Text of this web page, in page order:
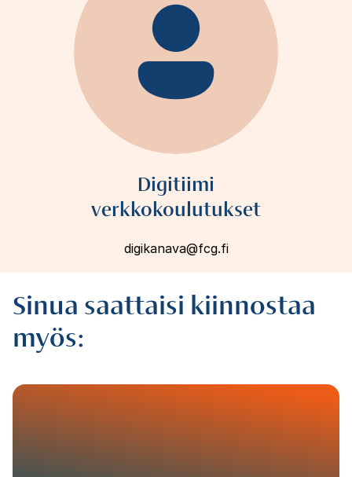
Digitiimi
verkkokoulutukset
digikanava@fcg.fi
Sinua saattaisi kiinnostaa
myös: